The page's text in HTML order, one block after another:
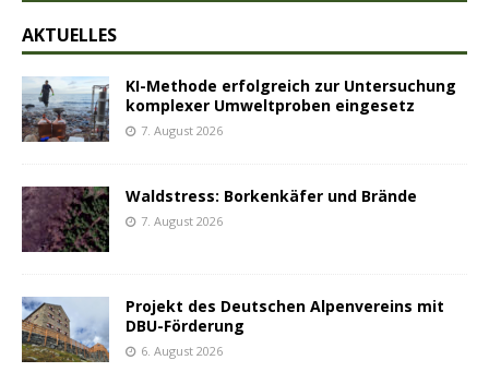
AKTUELLES
KI-Methode erfolgreich zur Untersuchung
komplexer Umweltproben eingesetz
7. August 2026
Waldstress: Borkenkäfer und Brände
7. August 2026
Projekt des Deutschen Alpenvereins mit
DBU-Förderung
6. August 2026